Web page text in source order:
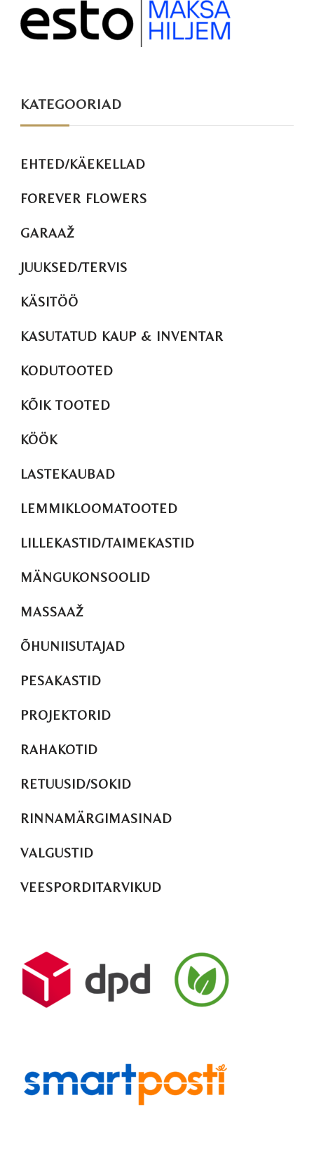
KATEGOORIAD
EHTED/KÄEKELLAD
FOREVER FLOWERS
GARAAŽ
JUUKSED/TERVIS
KÄSITÖÖ
KASUTATUD KAUP & INVENTAR
KODUTOOTED
KÕIK TOOTED
KÖÖK
LASTEKAUBAD
LEMMIKLOOMATOOTED
LILLEKASTID/TAIMEKASTID
MÄNGUKONSOOLID
MASSAAŽ
ÕHUNIISUTAJAD
PESAKASTID
PROJEKTORID
RAHAKOTID
RETUUSID/SOKID
RINNAMÄRGIMASINAD
VALGUSTID
VEESPORDITARVIKUD